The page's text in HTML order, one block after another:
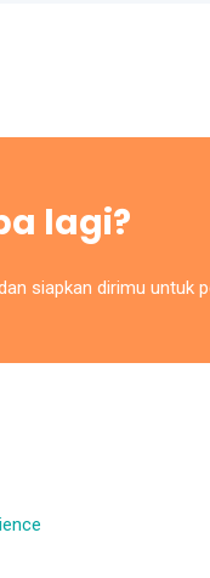
lagi?
siapkan dirimu untuk